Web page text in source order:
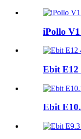
iPollo
Ebit E12
Ebit